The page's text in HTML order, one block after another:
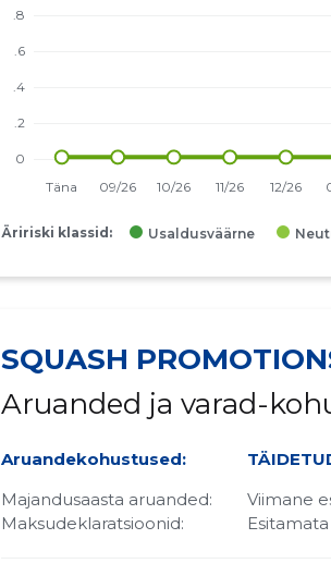
Äririski klassid: Usaldusväärne
SQUASH
Aruanded ja varad-
Aruandekohustused:
Majandusaasta aruanded:
Viimane
Maksudeklaratsioonid: